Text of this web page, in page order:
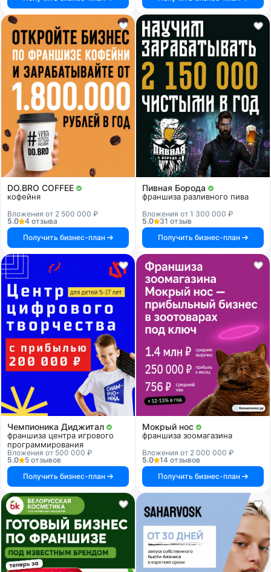
DO.BRO COFFEE
кофейня
Вложения от 2 500 000 ₽
5.0
4 отзыва
Получить бизнес-план
Пивная Борода
франшиза разливного пива
Вложения от 1 300 000 ₽
5.0
31 отзыв
Получить бизнес-план
Чемпионика Диджитал
франшиза центра игрового
программирования
Вложения от 500 000 ₽
5.0
5 отзывов
Получить бизнес-план
Мокрый нос
франшиза зоомагазина
Вложения от 2 000 000 ₽
5.0
14 отзывов
Получить бизнес-план